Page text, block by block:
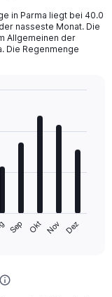
in Parma liegt bei 40.0
nasseste Monat. Die
Allgemeinen der
Die Regenmenge
Sep Okt Nov Dez